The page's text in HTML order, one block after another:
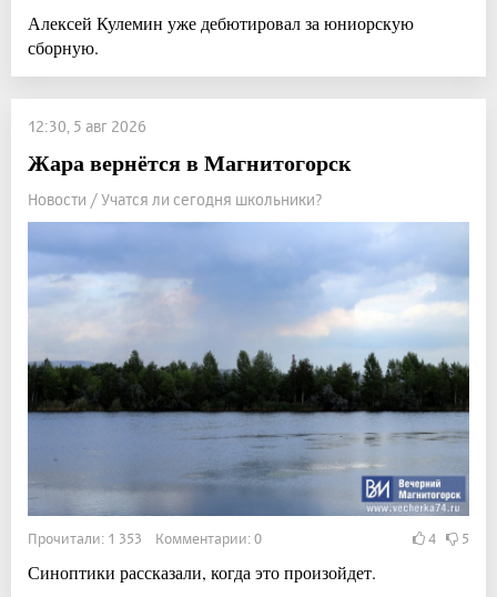
Алексей Кулемин уже дебютировал за юниорскую
сборную.
12:30, 5 авг 2026
Жара вернётся в Магнитогорск
Новости / Учатся ли сегодня школьники?
Прочитали: 1 353 Комментарии: 0 4 5
Синоптики рассказали, когда это произойдет.